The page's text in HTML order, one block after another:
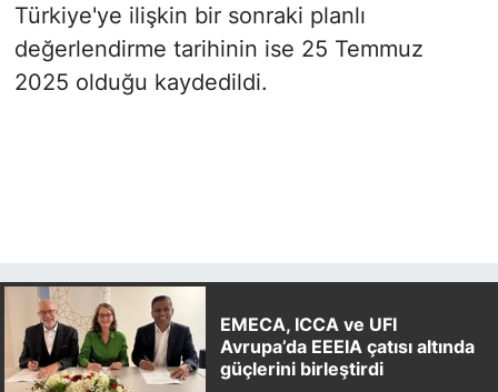
Türkiye'ye ilişkin bir sonraki planlı
değerlendirme tarihinin ise 25 Temmuz
2025 olduğu kaydedildi.
EMECA, ICCA ve UFI
Avrupa’da EEEIA çatısı altında
güçlerini birleştirdi